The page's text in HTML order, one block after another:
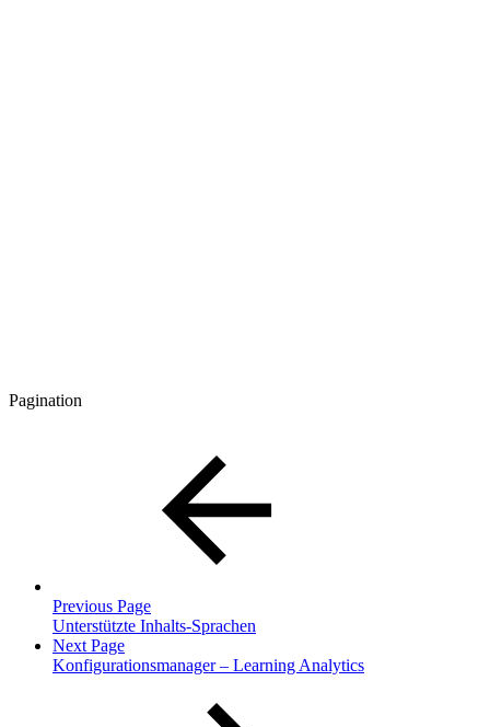
Pagination
Previous Page
Unterstützte Inhalts-Sprachen
Next Page
Konfigurationsmanager – Learning Analytics